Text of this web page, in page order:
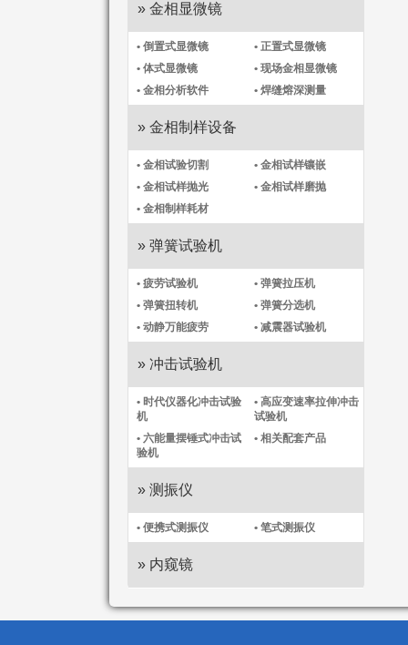
» 金相显微镜
• 倒置式显微镜
• 正置式显微镜
• 体式显微镜
• 现场金相显微镜
• 金相分析软件
• 焊缝熔深测量
» 金相制样设备
• 金相试验切割
• 金相试样镶嵌
• 金相试样抛光
• 金相试样磨抛
• 金相制样耗材
» 弹簧试验机
• 疲劳试验机
• 弹簧拉压机
• 弹簧扭转机
• 弹簧分选机
• 动静万能疲劳
• 减震器试验机
» 冲击试验机
• 时代仪器化冲击试验
机​
• 高应变速率拉伸冲击
试验机
• 六能量摆锤式冲击试
验机
• 相关配套产品
» 测振仪
• 便携式测振仪​ • 笔式测振仪​
» 内窥镜